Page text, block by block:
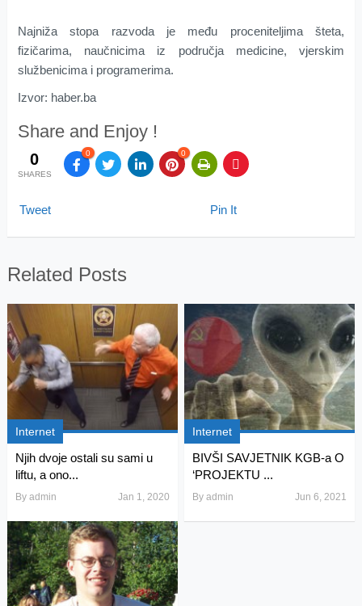
Najniža stopa razvoda je među proceniteljima šteta,
fizičarima, naučnicima iz područja medicine, vjerskim
službenicima i programerima.
Izvor: haber.ba
Share and Enjoy !
0
SHARES
0 0
Tweet Pin It
Related Posts
Internet
Njih dvoje ostali su sami u
liftu, a ono...
By admin Jan 1, 2020
Internet
BIVŠI SAVJETNIK KGB-a O
‘PROJEKTU ...
Byadmin Jun 6, 2021